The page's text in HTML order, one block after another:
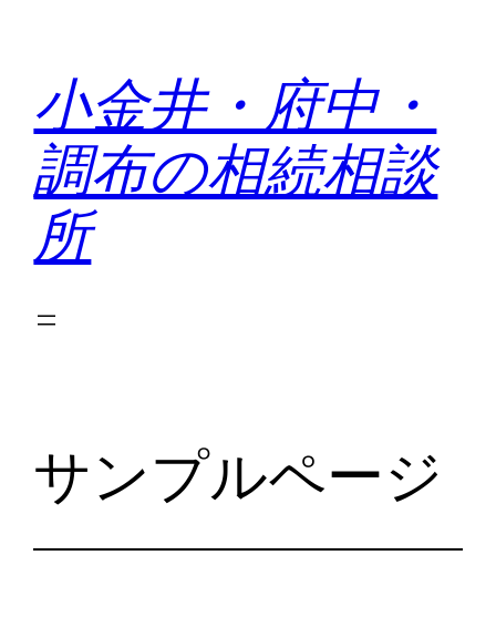
小金井・府中・
調布の相続相談
所
サンプルページ